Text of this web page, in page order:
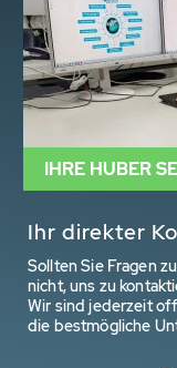
Ihr direkter
Sollten Sie Fragen
nicht, uns zu
Wir sind jederzeit
die bestmögliche
IHRE HUBER